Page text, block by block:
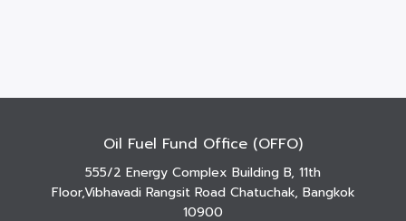
Oil Fuel Fund Office (OFFO)
555/2 Energy Complex Building B, 11th
Floor,Vibhavadi Rangsit Road Chatuchak, Bangkok
10900